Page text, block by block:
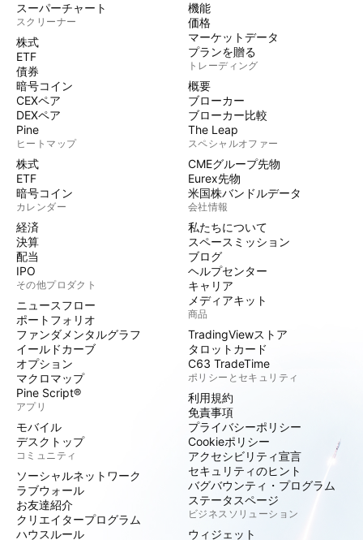
スーパーチャート
スクリーナー
株式
ETF
債券
暗号コイン
CEXペア
DEXペア
Pine
ヒートマップ
株式
ETF
暗号コイン
カレンダー
経済
決算
配当
IPO
その他プロダクト
ニュースフロー
ポートフォリオ
ファンダメンタルグラフ
イールドカーブ
オプション
マクロマップ
Pine Script®
アプリ
モバイル
デスクトップ
コミュニティ
ソーシャルネットワーク
ラブウォール
お友達紹介
クリエイタープログラム
ハウスルール
機能
価格
マーケットデータ
プランを贈る
トレーディング
概要
ブローカー
ブローカー比較
The Leap
スペシャルオファー
CMEグループ先物
Eurex先物
米国株バンドルデータ
会社情報
私たちについて
スペースミッション
ブログ
ヘルプセンター
キャリア
メディアキット
商品
TradingViewストア
タロットカード
C63 TradeTime
ポリシーとセキュリティ
利用規約
免責事項
プライバシーポリシー
Cookieポリシー
アクセシビリティ宣言
セキュリティのヒント
バグバウンティ・プログラム
ステータスページ
ビジネスソリューション
ウィジェット